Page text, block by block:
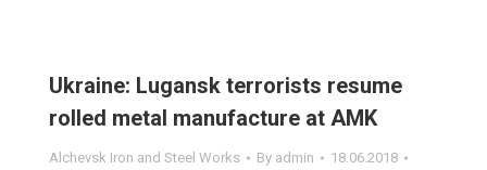
Ukraine: Lugansk terrorists resume
rolled metal manufacture at AMK
Alchevsk Iron and Steel Works By admin 18.06.2018